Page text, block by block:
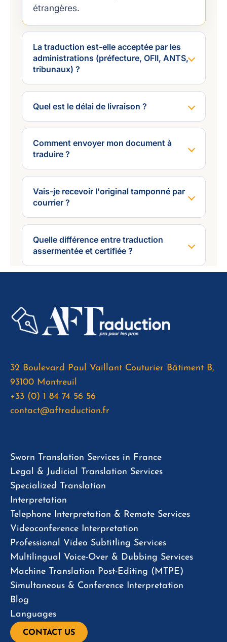
étrangères.
La traduction est-elle acceptée par les
administrations (préfecture, OFII, ANTS,
tribunaux) ?
Quel est le délai de livraison ?
Comment envoyer mon document à
traduire ?
Vais-je recevoir l'original tamponné par
courrier ?
Quelle différence entre traduction
assermentée et certifiée ?
32 Boulevard Paul Vaillant Couturier Bâtiment B,
93100 Montreuil
+33 (0) 1 84 74 56 56
contact@aftraduction.fr
Sworn Translation Services in France
Legal & Judicial Translation Services
Specialized Translation
Interpretation
Telephone Interpretation & Remote Services
Videoconference Interpretation
Professional Video Subtitling Services
Multilingual Voice-Over & Dubbing Services
Machine Translation Post-Editing (MTPE)
Simultaneous & Conference Interpretation
Blog
Languages
CONTACT US